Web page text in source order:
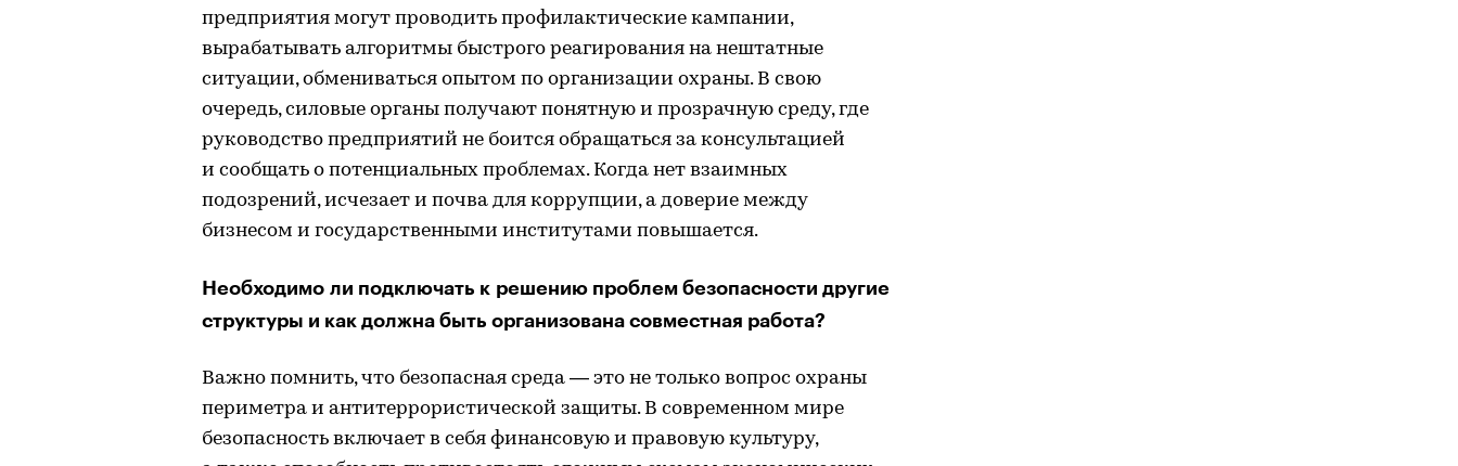
предприятия могут проводить профилактические кампании,
вырабатывать алгоритмы быстрого реагирования на нештатные
ситуации, обмениваться опытом по организации охраны. В свою
очередь, силовые органы получают понятную и прозрачную среду, где
руководство предприятий не боится обращаться за консультацией
и сообщать о потенциальных проблемах. Когда нет взаимных
подозрений, исчезает и почва для коррупции, а доверие между
бизнесом и государственными институтами повышается.
Необходимо ли подключать к решению проблем безопасности другие
структуры и как должна быть организована совместная работа?
Важно помнить, что безопасная среда — это не только вопрос охраны
периметра и антитеррористической защиты. В современном мире
безопасность включает в себя финансовую и правовую культуру,